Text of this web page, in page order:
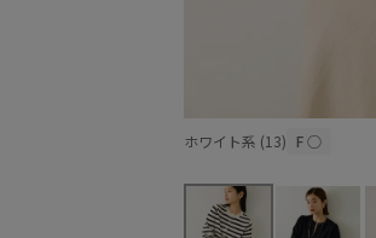
ホワイト系 (13) F○